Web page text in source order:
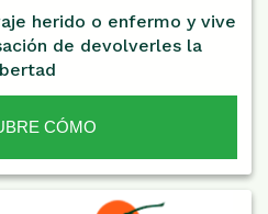
herido o enfermo y vive
de devolverles la
CÓMO